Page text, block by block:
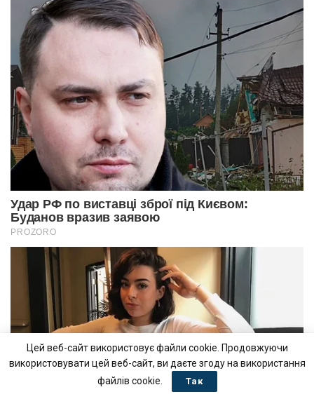
Цей веб-сайт використовує файли cookie. Продовжуючи
використовувати цей веб-сайт, ви даєте згоду на використання
файлів cookie.
Так